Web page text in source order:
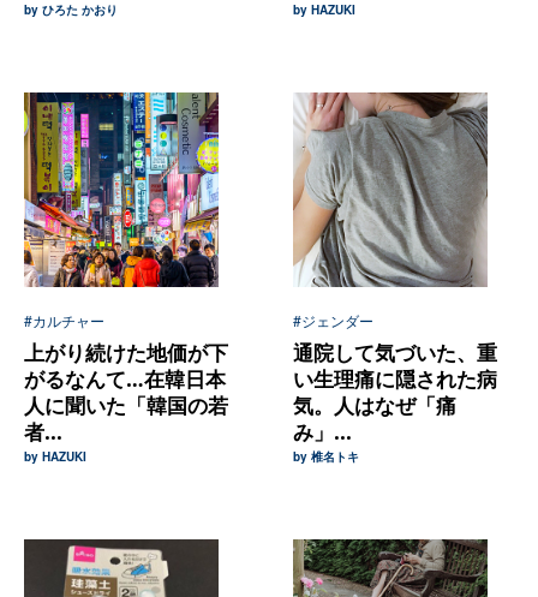
by ひろた かおり by HAZUKI
#カルチャー
上がり続けた地価が下
がるなんて…在韓日本
人に聞いた「韓国の若
者...
by HAZUKI
#ジェンダー
通院して気づいた、重
い生理痛に隠された病
気。人はなぜ「痛
み」...
by 椎名トキ